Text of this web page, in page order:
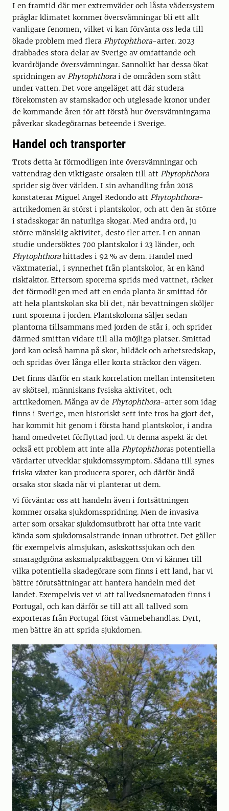
I en framtid där mer extremväder och låsta vädersystem
präglar klimatet kommer översvämningar bli ett allt
vanligare fenomen, vilket vi kan förvänta oss leda till
ökade problem med flera Phytophthora-arter. 2023
drabbades stora delar av Sverige av omfattande och
kvardröjande översvämningar. Sannolikt har dessa ökat
spridningen av Phytophthora i de områden som stått
under vatten. Det vore angeläget att där studera
förekomsten av stamskador och utglesade kronor under
de kommande åren för att förstå hur översvämningarna
påverkar skadegörarnas beteende i Sverige.
Handel och transporter
Trots detta är förmodligen inte översvämningar och
vattendrag den viktigaste orsaken till att Phytophthora
sprider sig över världen. I sin avhandling från 2018
konstaterar Miguel Angel Redondo att Phytophthora-
artrikedomen är störst i plantskolor, och att den är större
i stadsskogar än naturliga skogar. Med andra ord, ju
större mänsklig aktivitet, desto fler arter. I en annan
studie undersöktes 700 plantskolor i 23 länder, och
Phytophthora hittades i 92 % av dem. Handel med
växtmaterial, i synnerhet från plantskolor, är en känd
riskfaktor. Eftersom sporerna sprids med vattnet, räcker
det förmodligen med att en enda planta är smittad för
att hela plantskolan ska bli det, när bevattningen sköljer
runt sporerna i jorden. Plantskolorna säljer sedan
plantorna tillsammans med jorden de står i, och sprider
därmed smittan vidare till alla möjliga platser. Smittad
jord kan också hamna på skor, bildäck och arbetsredskap,
och spridas över långa eller korta sträckor den vägen.
Det finns därför en stark korrelation mellan intensiteten
av skötsel, människans fysiska aktivitet, och
artrikedomen. Många av de Phytophthora-arter som idag
finns i Sverige, men historiskt sett inte tros ha gjort det,
har kommit hit genom i första hand plantskolor, i andra
hand omedvetet förflyttad jord. Ur denna aspekt är det
också ett problem att inte alla Phytophthoras potentiella
värdarter utvecklar sjukdomssymptom. Sådana till synes
friska växter kan producera sporer, och därför ändå
orsaka stor skada när vi planterar ut dem.
Vi förväntar oss att handeln även i fortsättningen
kommer orsaka sjukdomsspridning. Men de invasiva
arter som orsakar sjukdomsutbrott har ofta inte varit
kända som sjukdomsalstrande innan utbrottet. Det gäller
för exempelvis almsjukan, askskottssjukan och den
smaragdgröna asksmalpraktbaggen. Om vi känner till
vilka potentiella skadegörare som finns i ett land, har vi
bättre förutsättningar att hantera handeln med det
landet. Exempelvis vet vi att tallvedsnematoden finns i
Portugal, och kan därför se till att all tallved som
exporteras från Portugal först värmebehandlas. Dyrt,
men bättre än att sprida sjukdomen.